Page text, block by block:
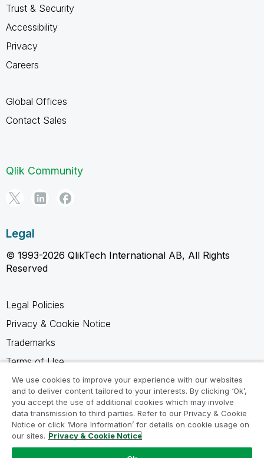
Trust & Security
Accessibility
Privacy
Careers
Global Offices
Contact Sales
Qlik Community
Legal
© 1993-2026 QlikTech International AB, All Rights
Reserved
Legal Policies
Privacy & Cookie Notice
Trademarks
Terms of Use
Legal Agreements
Product Terms
Do not share my info
We use cookies to improve your experience with our websites
and to deliver content tailored to your interests. By clicking ‘Ok’,
you accept the use of additional cookies which may involve
data transmission to third parties. Refer to our Privacy & Cookie
Notice or click ‘More Information’ for details on cookie usage on
our sites. Privacy & Cookie Notice